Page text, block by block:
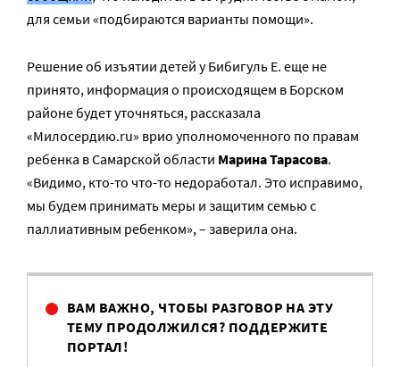
для семьи «подбираются варианты помощи».
Решение об изъятии детей у Бибигуль Е. еще не
принято, информация о происходящем в Борском
районе будет уточняться, рассказала
«Милосердию.ru» врио уполномоченного по правам
ребенка в Самарской области Марина Тарасова.
«Видимо, кто-то что-то недоработал. Это исправимо,
мы будем принимать меры и защитим семью с
паллиативным ребенком», – заверила она.
ВАМ ВАЖНО, ЧТОБЫ РАЗГОВОР НА ЭТУ
ТЕМУ ПРОДОЛЖИЛСЯ? ПОДДЕРЖИТЕ
ПОРТАЛ!